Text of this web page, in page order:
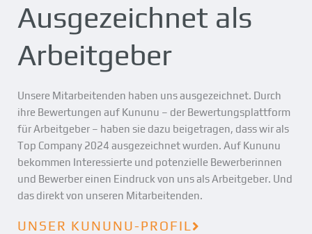
Ausgezeichnet als
Arbeitgeber
Unsere Mitarbeitenden haben uns ausgezeichnet. Durch
ihre Bewertungen auf Kununu – der Bewertungsplattform
für Arbeitgeber – haben sie dazu beigetragen, dass wir als
Top Company 2024 ausgezeichnet wurden. Auf Kununu
bekommen Interessierte und potenzielle Bewerberinnen
und Bewerber einen Eindruck von uns als Arbeitgeber. Und
das direkt von unseren Mitarbeitenden.
UNSER KUNUNU-PROFIL